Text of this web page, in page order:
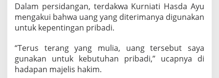
Dalam persidangan, terdakwa Kurniati Hasda Ayu
mengakui bahwa uang yang diterimanya digunakan
untuk kepentingan pribadi.
“Terus terang yang mulia, uang tersebut saya
gunakan untuk kebutuhan pribadi,” ucapnya di
hadapan majelis hakim.